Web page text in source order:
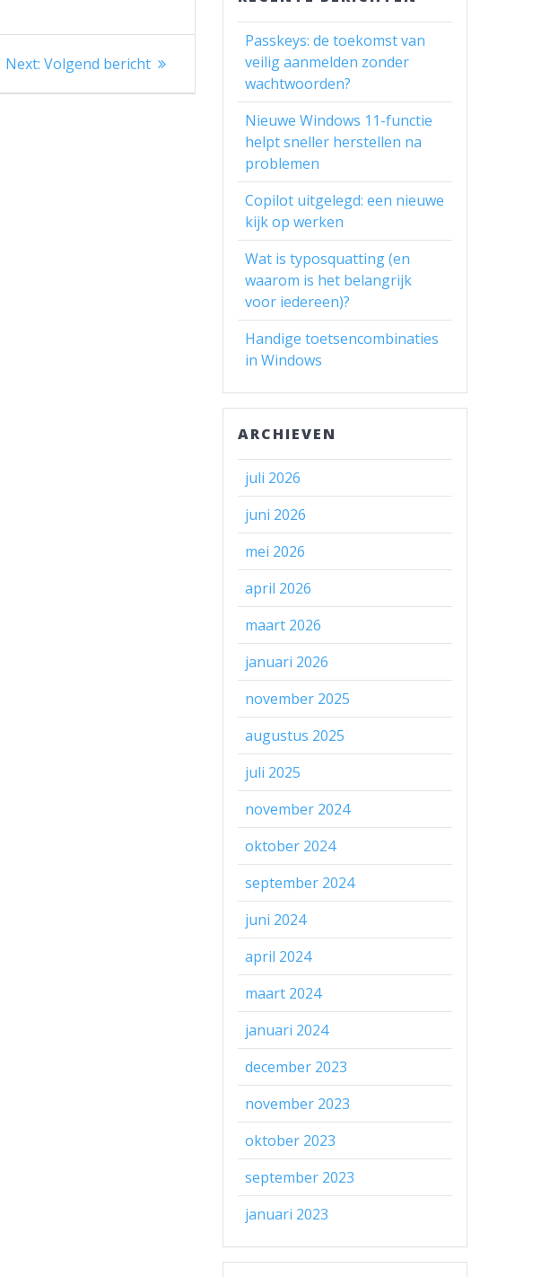
Next: Next
Volgend bericht
Passkeys: de toekomst van
veilig aanmelden zonder
wachtwoorden?
Nieuwe Windows 11-functie
helpt sneller herstellen na
problemen
Copilot uitgelegd: een nieuwe
kijk op werken
Wat is typosquatting (en
waarom is het belangrijk
voor iedereen)?
Handige toetsencombinaties
in Windows
ARCHIEVEN
juli 2026
juni 2026
mei 2026
april 2026
maart 2026
januari 2026
november 2025
augustus 2025
juli 2025
november 2024
oktober 2024
september 2024
juni 2024
april 2024
maart 2024
januari 2024
december 2023
november 2023
oktober 2023
september 2023
januari 2023